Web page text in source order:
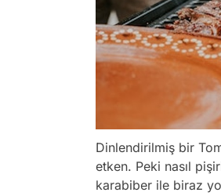
Dinlendirilmiş bir
etken. Peki nasıl
karabiber ile biraz